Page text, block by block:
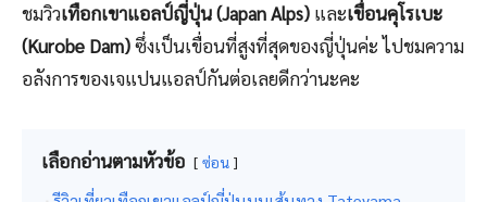
ชมวิวเทือกเขาแอลป์ญี่ปุ่น (Japan Alps) และเขื่อนคุโรเบะ
(Kurobe Dam)ซึ่งเป็นเขื่อนที่สูงที่สุดของญี่ปุ่นค่ะ ไปชมความ
อลังการของเจแปนแอลป์กันต่อเลยดีกว่านะคะ
เลือกอ่านตามหัวข้อ ซ่อน